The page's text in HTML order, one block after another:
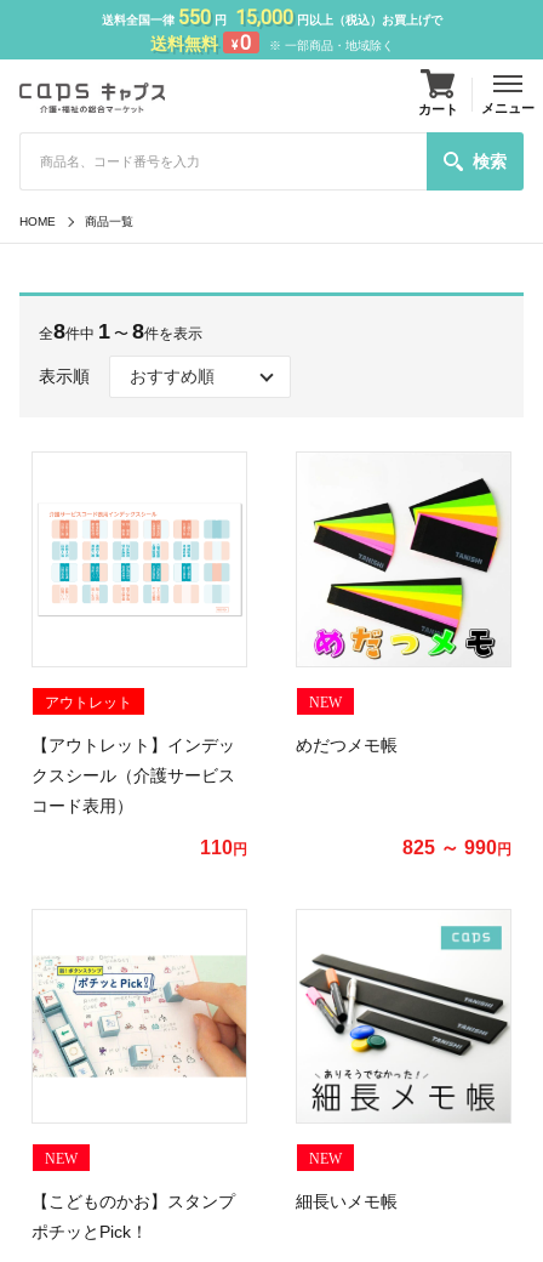
送料全国一律 550円 15,000円以上（税込）お買上げで
送料無料 ¥0 ※ 一部商品・地域除く
検索
カート メニュー
HOME 商品一覧
全8件中 1 〜 8件を表示
表示順
アウトレット
【アウトレット】インデッ
クスシール（介護サービス
コード表用）
110円
NEW
めだつメモ帳
825 ～ 990円
NEW
【こどものかお】スタンプ
ポチッとPick！
NEW
細長いメモ帳